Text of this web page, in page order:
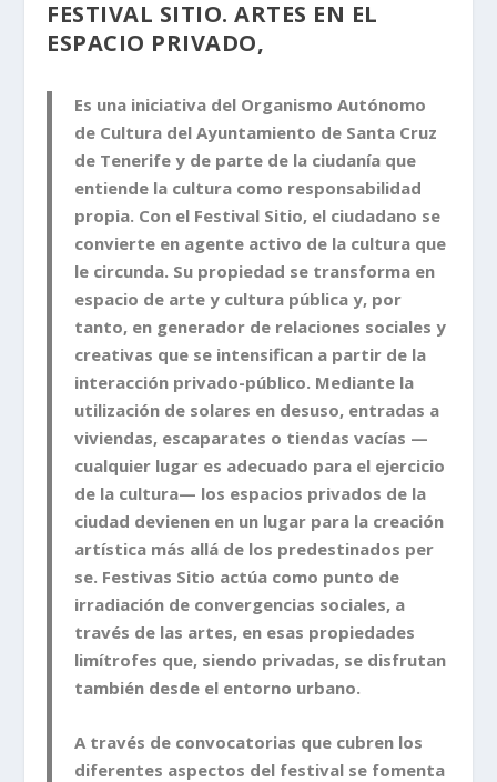
FESTIVAL SITIO. ARTES EN EL
ESPACIO PRIVADO,
Es una iniciativa del Organismo Autónomo
de Cultura del Ayuntamiento de Santa Cruz
de Tenerife y de parte de la ciudanía que
entiende la cultura como responsabilidad
propia. Con el Festival Sitio, el ciudadano se
convierte en agente activo de la cultura que
le circunda. Su propiedad se transforma en
espacio de arte y cultura pública y, por
tanto, en generador de relaciones sociales y
creativas que se intensifican a partir de la
interacción privado-público. Mediante la
utilización de solares en desuso, entradas a
viviendas, escaparates o tiendas vacías —
cualquier lugar es adecuado para el ejercicio
de la cultura— los espacios privados de la
ciudad devienen en un lugar para la creación
artística más allá de los predestinados per
se. Festivas Sitio actúa como punto de
irradiación de convergencias sociales, a
través de las artes, en esas propiedades
limítrofes que, siendo privadas, se disfrutan
también desde el entorno urbano.
A través de convocatorias que cubren los
diferentes aspectos del festival se fomenta